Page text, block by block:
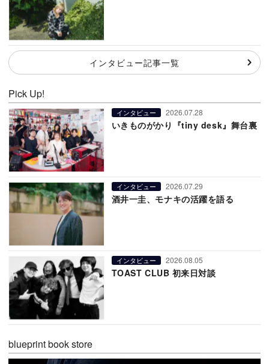
インタビュー記事一覧
Pick Up!
インタビュー 2026.07.28
いきものがかり『tiny desk』舞台裏
インタビュー 2026.07.29
酒井一圭、モナキの活躍を語る
インタビュー 2026.08.05
TOAST CLUB 初来日対談
blueprint book store